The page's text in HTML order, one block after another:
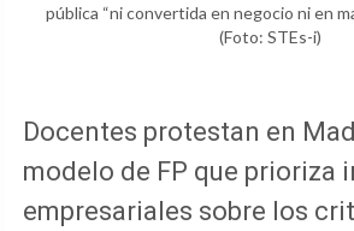
pública “ni convertida en negocio ni en
(Foto: STEs-i)
Docentes protestan en
modelo de FP que prioriza
empresariales sobre los